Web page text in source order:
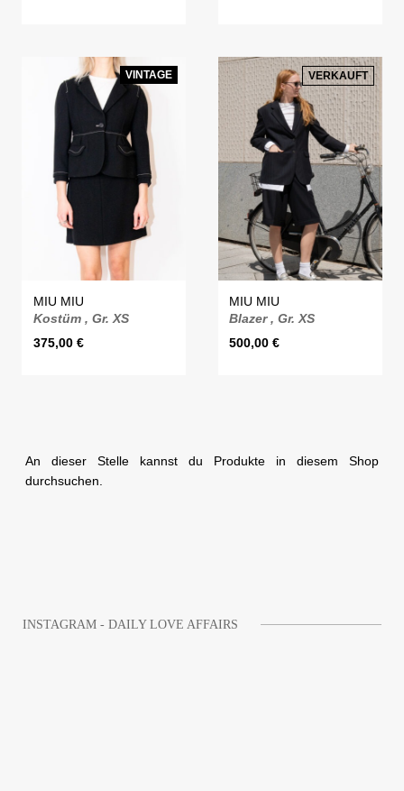
VINTAGE
MIU MIU
Kostüm , Gr. XS
375,00 €
VERKAUFT
MIU MIU
Blazer , Gr. XS
500,00€
An dieser Stelle kannst du Produkte in diesem Shop
durchsuchen.
INSTAGRAM - DAILY LOVE AFFAIRS